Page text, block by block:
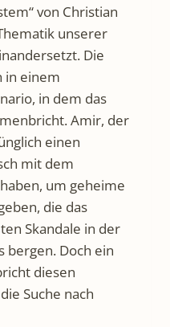
von Christian
unserer
Die
in einem
in dem das
Amir, der
einen
mit dem
um geheime
die das
Skandale in der
bergen. Doch ein
diesen
Suche nach